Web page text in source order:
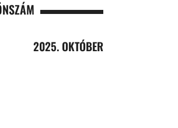
2025. OKTÓBER